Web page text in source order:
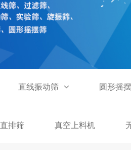
直线振动筛 圆形摇
直排筛 真空上料机